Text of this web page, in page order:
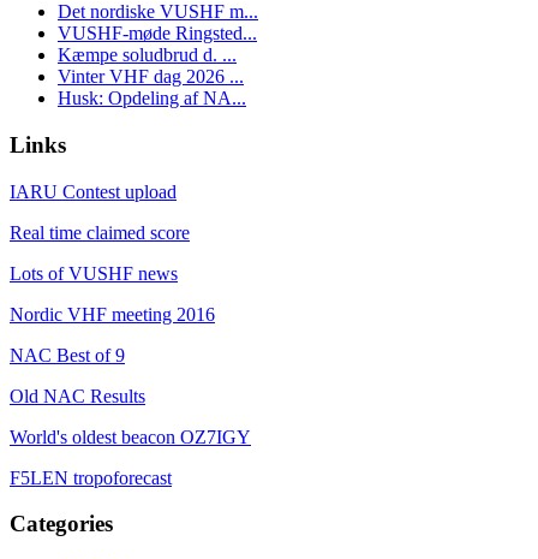
Det nordiske VUSHF m...
VUSHF-møde Ringsted...
Kæmpe soludbrud d. ...
Vinter VHF dag 2026 ...
Husk: Opdeling af NA...
Links
IARU Contest upload
Real time claimed score
Lots of VUSHF news
Nordic VHF meeting 2016
NAC Best of 9
Old NAC Results
World's oldest beacon OZ7IGY
F5LEN tropoforecast
Categories